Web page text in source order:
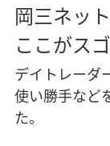
岡三ネッ
ここがス
デイトレーダ
使い勝手など
た。